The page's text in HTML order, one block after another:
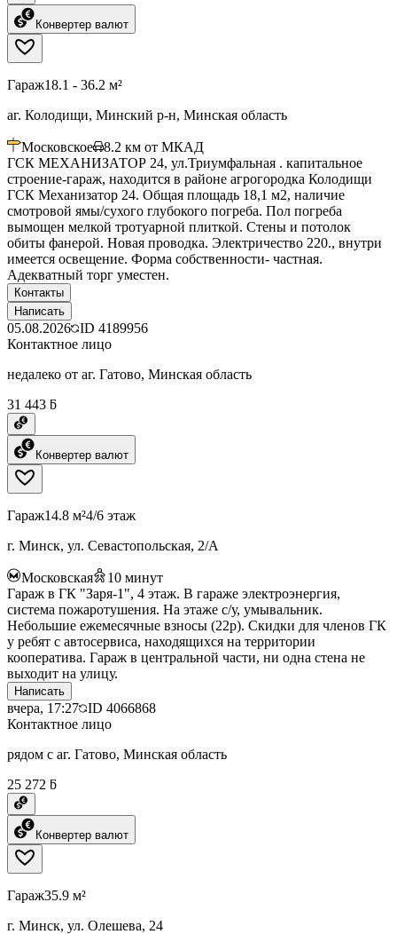
Конвертер валют
Гараж18.1 - 36.2 м²
аг. Колодищи, Минский р-н, Минская область
Московское 8.2 км от МКАД
ГСК МЕХАНИЗАТОР 24, ул.Триумфальная . капитальное
строение-гараж, находится в районе агрогородка Колодищи
ГСК Механизатор 24. Общая площадь 18,1 м2, наличие
смотровой ямы/сухого глубокого погреба. Пол погреба
вымощен мелкой тротуарной плиткой. Стены и потолок
обиты фанерой. Новая проводка. Электричество 220., внутри
имеется освещение. Форма собственности- частная.
Адекватный торг уместен.
Контакты
Написать
05.08.2026 ID 4189956
Контактное лицо
недалеко от аг. Гатово, Минская область
31 443 ƃ
Конвертер валют
Гараж14.8 м²4/6 этаж
г. Минск, ул. Севастопольская, 2/А
Московская 10 минут
Гараж в ГК "Заря-1", 4 этаж. В гараже электроэнергия,
система пожаротушения. На этаже с/у, умывальник.
Небольшие ежемесячные взносы (22р). Скидки для членов ГК
у ребят с автосервиса, находящихся на территории
кооператива. Гараж в центральной части, ни одна стена не
выходит на улицу.
Написать
вчера, 17:27 ID 4066868
Контактное лицо
рядом с аг. Гатово, Минская область
25 272 ƃ
Конвертер валют
Гараж35.9 м²
г. Минск, ул. Олешева, 24